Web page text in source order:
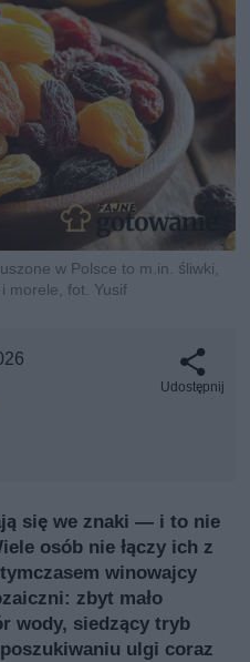
w Polsce to m.in. śliwki,
morele, fot. Yusif
Udostępnij
się we znaki — i to nie
osób nie łączy ich z
winowajcy
zbyt mało
wody, siedzący tryb
ulgi coraz